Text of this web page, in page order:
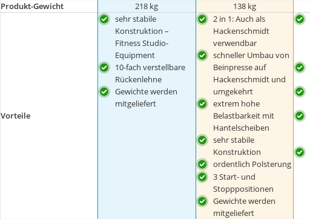
Produkt-Gewicht
218 kg 138 kg
Vorteile
sehr stabile
Konstruktion –
Fitness Studio-
Equipment
10-fach verstellbare
Rückenlehne
Gewichte werden
mitgeliefert
2 in 1: Auch als
Hackenschmidt
verwendbar
schneller Umbau von
Beinpresse auf
Hackenschmidt und
umgekehrt
extrem hohe
Belastbarkeit mit
Hantelscheiben
sehr stabile
Konstruktion
ordentlich Polsterung
3 Start- und
Stopppositionen
Gewichte werden
mitgeliefert